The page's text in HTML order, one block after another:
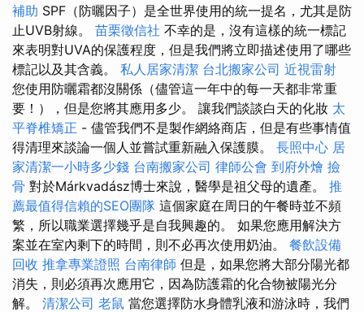
補助 SPF（防曬因子）是全世界使用的統一提名，尤其是防
止UVB射線。 苗栗徵信社 不幸的是，沒有這樣的統一標記
來表明對UVA的保護程度，但是我們將立即描述使用了哪些
標記以及其含義。 私人居家清潔 台北搬家公司 近視雷射
您使用防曬霜都沒關係（儘管這一年中的每一天都非常重
要！），但是您將其應用多少。 讓我們談談白天的化妝 太
平脊椎矯正 - 儘管我們不是製作網絡商店，但是有些事情值
得清理來談論一個人並嘗試重新融入保護膜。 長照中心 居
家清潔一小時多少錢 台南搬家公司 律師公會 到府外燴 撿
骨 對於Márkvadász博士來說，醫學是祖父母的遺產。 推
薦最值得信賴的SEO團隊 這個家庭在周日的午餐時並不頻
繁，所以職業選擇幾乎是自我興趣的。 如果您應用解決方
案並在室內剩下的時間，則不必再次使用奶油。 餐飲設備
回收 推拿專業證照 台南律師 但是，如果您將大部分陽光都
消失，則必須再次應用它，因為防護霜的化合物被陽光分
解。 清潔公司 老鼠 當您選擇防水身體乳液和游泳時，我們